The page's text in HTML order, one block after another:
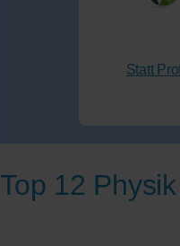
Statt
Top 12